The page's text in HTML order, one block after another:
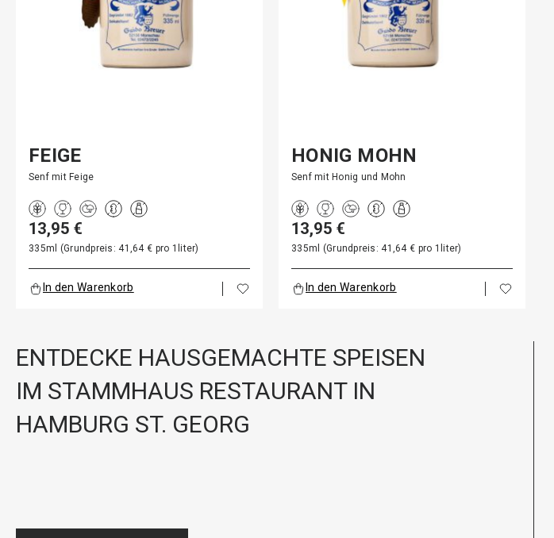
FEIGE
Senf mit Feige
13,95 €
335ml (Grundpreis: 41,64 € pro 1liter)
In den Warenkorb
HONIG MOHN
Senf mit Honig und Mohn
13,95 €
335ml (Grundpreis: 41,64 € pro 1liter)
In den Warenkorb
ENTDECKE HAUSGEMACHTE SPEISEN
IM STAMMHAUS RESTAURANT IN
HAMBURG ST. GEORG